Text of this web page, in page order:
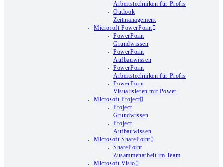
Arbeitstechniken für Profis
Outlook
Zeitmanagement
Microsoft PowerPoint
PowerPoint
Grundwissen
PowerPoint
Aufbauwissen
PowerPoint
Arbeitstechniken für Profis
PowerPoint
Visualisieren mit Power
Microsoft Project
Project
Grundwissen
Project
Aufbauwissen
Microsoft SharePoint
SharePoint
Zusammenarbeit im Team
Microsoft Visio